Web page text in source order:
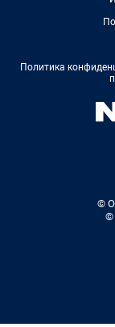
Политика
©
©